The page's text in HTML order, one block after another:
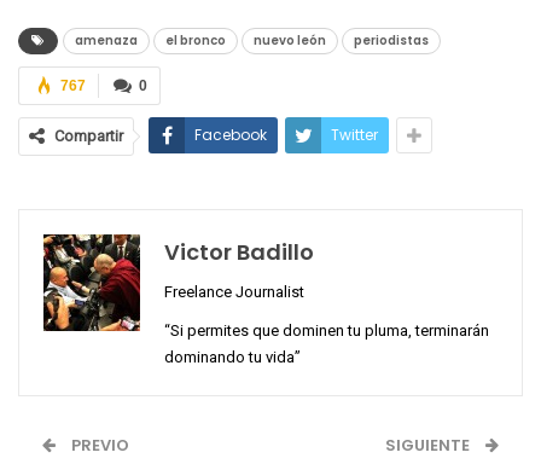
amenaza el bronco nuevo león periodistas
0
767
Compartir Facebook Twitter
Victor Badillo
Freelance Journalist
“Si permites que dominen tu pluma, terminarán
dominando tu vida”
PREVIO SIGUIENTE